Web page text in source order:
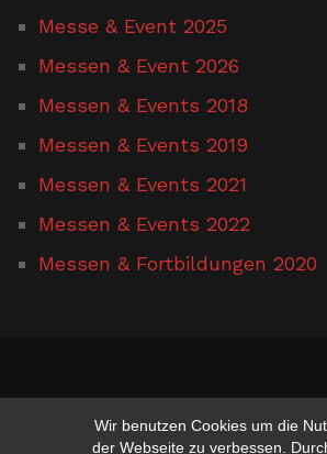
Wir benutzen Cookies um die
der Webseite zu verbessen.
Messe & Event 2025
Messen & Event 2026
Messen & Events 2018
Messen & Events 2019
Messen & Events 2021
Messen & Events 2022
Messen & Fortbildungen 2020
www.hufschmied-